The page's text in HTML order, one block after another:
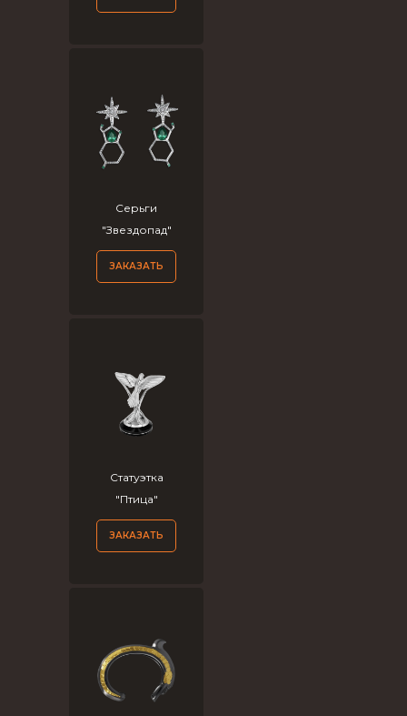
Серьги
"Звездопад"
ЗАКАЗАТЬ
Статуэтка
"Птица"
ЗАКАЗАТЬ